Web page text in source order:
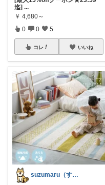
迄] ...
￥ 4,680～
0 0 5
コレ いいね
suzumaru（すずまる）